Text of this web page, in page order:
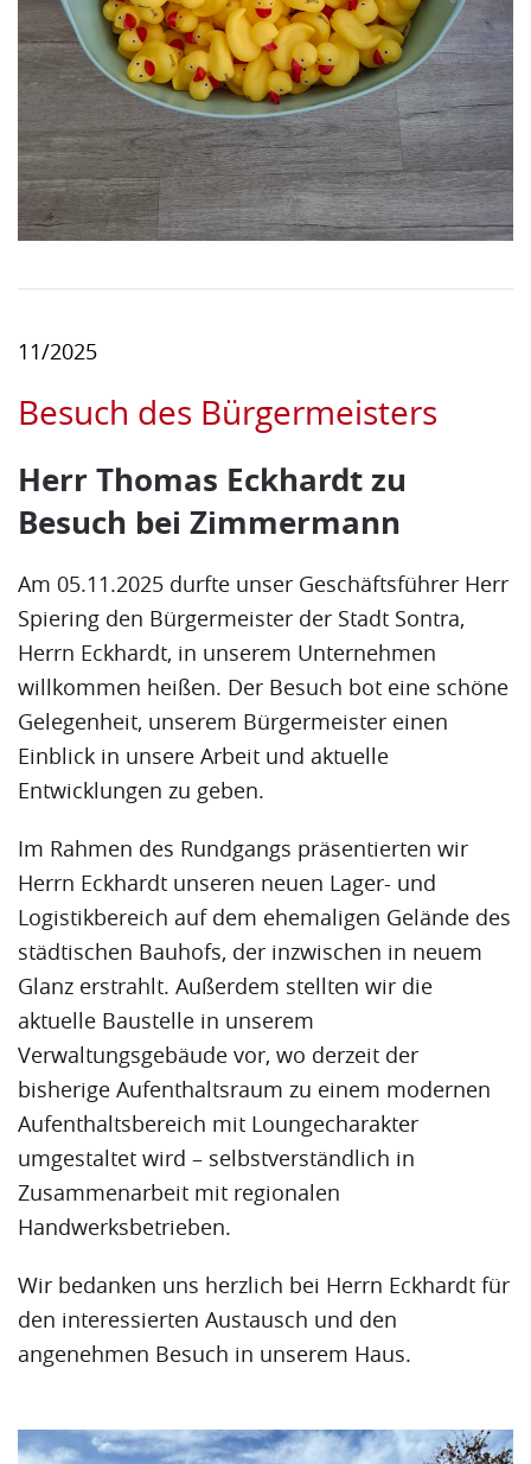
11/2025
Besuch des Bürgermeisters
Herr Thomas Eckhardt zu
Besuch bei Zimmermann
Am 05.11.2025 durfte unser Geschäftsführer Herr
Spiering den Bürgermeister der Stadt Sontra,
Herrn Eckhardt, in unserem Unternehmen
willkommen heißen. Der Besuch bot eine schöne
Gelegenheit, unserem Bürgermeister einen
Einblick in unsere Arbeit und aktuelle
Entwicklungen zu geben.
Im Rahmen des Rundgangs präsentierten wir
Herrn Eckhardt unseren neuen Lager- und
Logistikbereich auf dem ehemaligen Gelände des
städtischen Bauhofs, der inzwischen in neuem
Glanz erstrahlt. Außerdem stellten wir die
aktuelle Baustelle in unserem
Verwaltungsgebäude vor, wo derzeit der
bisherige Aufenthaltsraum zu einem modernen
Aufenthaltsbereich mit Loungecharakter
umgestaltet wird – selbstverständlich in
Zusammenarbeit mit regionalen
Handwerksbetrieben.
Wir bedanken uns herzlich bei Herrn Eckhardt für
den interessierten Austausch und den
angenehmen Besuch in unserem Haus.